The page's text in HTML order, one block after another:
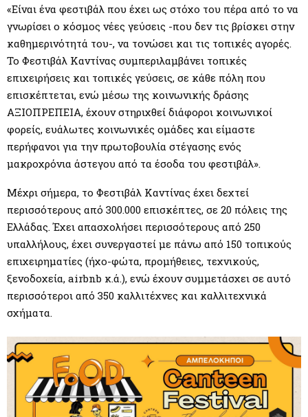
«Είναι ένα φεστιβάλ που έχει ως στόχο του πέρα από το να
γνωρίσει ο κόσμος νέες γεύσεις -που δεν τις βρίσκει στην
καθημερινότητά του-, να τονώσει και τις τοπικές αγορές.
Το Φεστιβάλ Καντίνας συμπεριλαμβάνει τοπικές
επιχειρήσεις και τοπικές γεύσεις, σε κάθε πόλη που
επισκέπτεται, ενώ μέσω της κοινωνικής δράσης
ΑΞΙΟΠΡΕΠΕΙΑ, έχουν στηριχθεί διάφοροι κοινωνικοί
φορείς, ευάλωτες κοινωνικές ομάδες και είμαστε
περήφανοι για την πρωτοβουλία στέγασης ενός
μακροχρόνια άστεγου από τα έσοδα του φεστιβάλ».
Μέχρι σήμερα, το Φεστιβάλ Καντίνας έχει δεχτεί
περισσότερους από 300.000 επισκέπτες, σε 20 πόλεις της
Ελλάδας. Έχει απασχολήσει περισσότερους από 250
υπαλλήλους, έχει συνεργαστεί με πάνω από 150 τοπικούς
επιχειρηματίες (ήχο-φώτα, προμήθειες, τεχνικούς,
ξενοδοχεία, airbnb κ.ά.), ενώ έχουν συμμετάσχει σε αυτό
περισσότεροι από 350 καλλιτέχνες και καλλιτεχνικά
σχήματα.